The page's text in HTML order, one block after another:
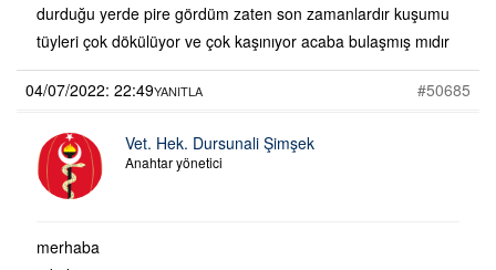
durduğu yerde pire gördüm zaten son zamanlardır kuşumu
tüyleri çok dökülüyor ve çok kaşınıyor acaba bulaşmış mıdır
04/07/2022: 22:49 #50685
YANITLA
Vet. Hek. Dursunali Şimşek
Anahtar yönetici
merhaba